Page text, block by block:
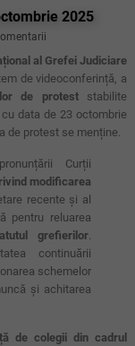
2025
al Grefei Judiciare
de videoconferință, a
de proteststabilite
data de 23 octombrie
de protest se menține.
Curții
modificarea
recente și al
pentru reluarea
grefierilor
continuării
schemelor
și achitarea
de colegii din cadrul